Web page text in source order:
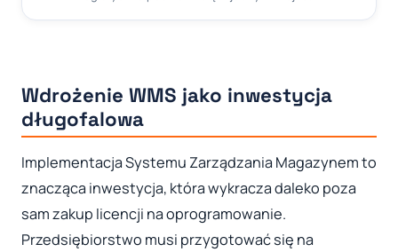
Wdrożenie WMS jako inwestycja
długofalowa
Implementacja Systemu Zarządzania Magazynem to
znacząca inwestycja, która wykracza daleko poza
sam zakup licencji na oprogramowanie.
Przedsiębiorstwo musi przygotować się na